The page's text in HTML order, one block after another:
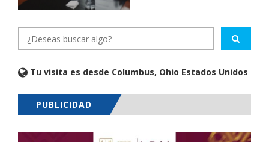
Tu visita es desde Columbus, Ohio Estados Unidos
PUBLICIDAD